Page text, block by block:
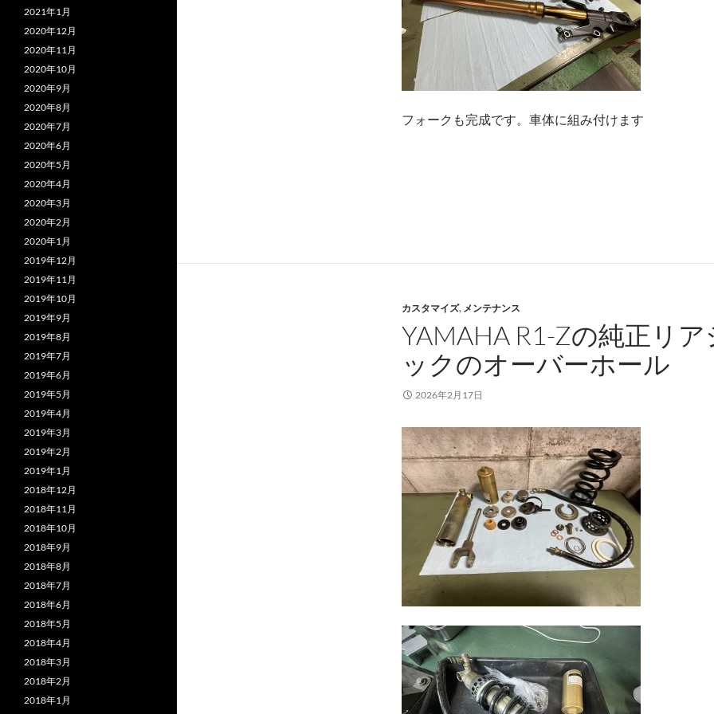
フォークも完成です。車体に組み付けます
カスタマイズ, メンテナンス
YAMAHA R1-Zの純正リ
ックのオーバーホール
2026年2月17日
2021年1月
2020年12月
2020年11月
2020年10月
2020年9月
2020年8月
2020年7月
2020年6月
2020年5月
2020年4月
2020年3月
2020年2月
2020年1月
2019年12月
2019年11月
2019年10月
2019年9月
2019年8月
2019年7月
2019年6月
2019年5月
2019年4月
2019年3月
2019年2月
2019年1月
2018年12月
2018年11月
2018年10月
2018年9月
2018年8月
2018年7月
2018年6月
2018年5月
2018年4月
2018年3月
2018年2月
2018年1月